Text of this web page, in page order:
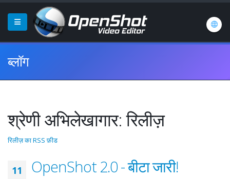
ब्लॉग
श्रेणी अभिलेखागार: रिलीज़
रिलीज़ का RSS फ़ीड
11 OpenShot 2.0 - बीटा जारी!